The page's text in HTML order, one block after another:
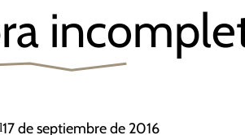
17 de septiembre de 2016